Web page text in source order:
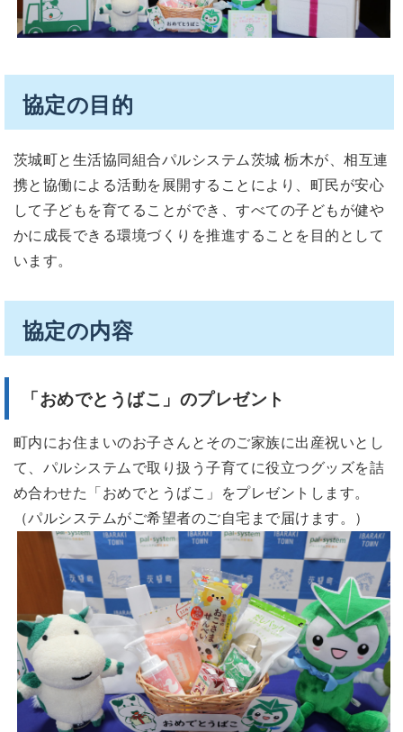
協定の目的
茨城町と生活協同組合パルシステム茨城 栃木が、相互連
携と協働による活動を展開することにより、町民が安心
して子どもを育てることができ、すべての子どもが健や
かに成長できる環境づくりを推進することを目的として
います。
協定の内容
「おめでとうばこ」のプレゼント
町内にお住まいのお子さんとそのご家族に出産祝いとし
て、パルシステムで取り扱う子育てに役立つグッズを詰
め合わせた「おめでとうばこ」をプレゼントします。
（パルシステムがご希望者のご自宅まで届けます。）